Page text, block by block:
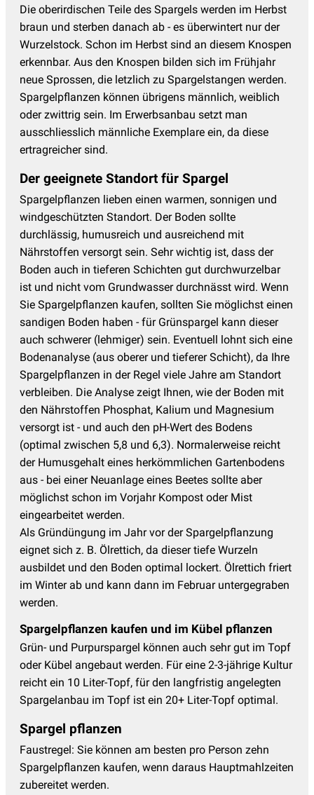
Die oberirdischen Teile des Spargels werden im Herbst
braun und sterben danach ab - es überwintert nur der
Wurzelstock. Schon im Herbst sind an diesem Knospen
erkennbar. Aus den Knospen bilden sich im Frühjahr
neue Sprossen, die letzlich zu Spargelstangen werden.
Spargelpflanzen können übrigens männlich, weiblich
oder zwittrig sein. Im Erwerbsanbau setzt man
ausschliesslich männliche Exemplare ein, da diese
ertragreicher sind.
Der geeignete Standort für Spargel
Spargelpflanzen lieben einen warmen, sonnigen und
windgeschützten Standort. Der Boden sollte
durchlässig, humusreich und ausreichend mit
Nährstoffen versorgt sein. Sehr wichtig ist, dass der
Boden auch in tieferen Schichten gut durchwurzelbar
ist und nicht vom Grundwasser durchnässt wird. Wenn
Sie Spargelpflanzen kaufen, sollten Sie möglichst einen
sandigen Boden haben - für Grünspargel kann dieser
auch schwerer (lehmiger) sein. Eventuell lohnt sich eine
Bodenanalyse (aus oberer und tieferer Schicht), da Ihre
Spargelpflanzen in der Regel viele Jahre am Standort
verbleiben. Die Analyse zeigt Ihnen, wie der Boden mit
den Nährstoffen Phosphat, Kalium und Magnesium
versorgt ist - und auch den pH-Wert des Bodens
(optimal zwischen 5,8 und 6,3). Normalerweise reicht
der Humusgehalt eines herkömmlichen Gartenbodens
aus - bei einer Neuanlage eines Beetes sollte aber
möglichst schon im Vorjahr Kompost oder Mist
eingearbeitet werden.
Als Gründüngung im Jahr vor der Spargelpflanzung
eignet sich z. B. Ölrettich, da dieser tiefe Wurzeln
ausbildet und den Boden optimal lockert. Ölrettich friert
im Winter ab und kann dann im Februar untergegraben
werden.
Spargelpflanzen kaufen und im Kübel pflanzen
Grün- und Purpurspargel können auch sehr gut im Topf
oder Kübel angebaut werden. Für eine 2-3-jährige Kultur
reicht ein 10 Liter-Topf, für den langfristig angelegten
Spargelanbau im Topf ist ein 20+ Liter-Topf optimal.
Spargel pflanzen
Faustregel: Sie können am besten pro Person zehn
Spargelpflanzen kaufen, wenn daraus Hauptmahlzeiten
zubereitet werden.